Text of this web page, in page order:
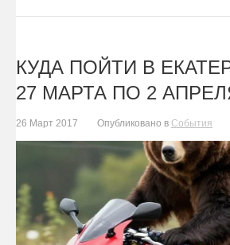
КУДА ПОЙТИ В
27 МАРТА ПО 2
26 Март 2017 Опубликовано в События